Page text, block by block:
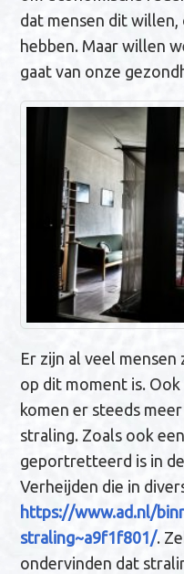
e
dat mensen dit
hebben. Maar willen
gaat van onze
Er zijn al veel
op dit moment is.
komen er steeds
straling. Zoals ook
geportretteerd is in
Verheijden die in
https://www.ad.nl/
straling~a9f1f801/.
ondervinden dat